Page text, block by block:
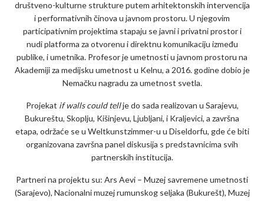
društveno-kulturne strukture putem arhitektonskih intervencija
i performativnih činova u javnom prostoru. U njegovim
participativnim projektima stapaju se javni i privatni prostor i
nudi platforma za otvorenu i direktnu komunikaciju između
publike, i umetnika. Profesor je umetnosti u javnom prostoru na
Akademiji za medijsku umetnost u Kelnu, a 2016. godine dobio je
Nemačku nagradu za umetnost svetla.
Projekat if walls could tellje do sada realizovan u Sarajevu,
Bukureštu, Skoplju, Kišinjevu, Ljubljani, i Kraljevici, a završna
etapa, održaće se u Weltkunstzimmer-u u Diseldorfu, gde će biti
organizovana završna panel diskusija s predstavnicima svih
partnerskih institucija.
Partneri na projektu su: Ars Aevi – Muzej savremene umetnosti
(Sarajevo), Nacionalni muzej rumunskog seljaka (Bukurešt), Muzej